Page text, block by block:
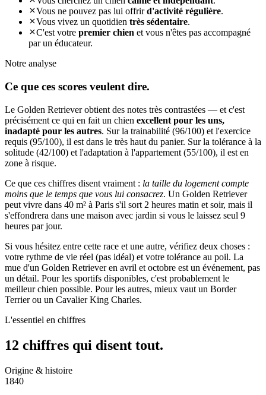
Vous ne pouvez pas lui offrird'activité régulière.
Vous vivez un quotidien très sédentaire.
C'est votre premier chien et vous n'êtes pas accompagné
par un éducateur.
Notre analyse
Ce que ces scores veulent dire.
Le Golden Retriever obtient des notes très contrastées — et c'est
précisément ce qui en fait un chien excellent pour les uns,
inadapté pour les autres. Sur la trainabilité (96/100) et l'exercice
requis (95/100), il est dans le très haut du panier. Sur la tolérance à la
solitude (42/100) et l'adaptation à l'appartement (55/100), il est en
zone à risque.
Ce que ces chiffres disent vraiment : la taille du logement compte
moins que le temps que vous lui consacrez. Un Golden Retriever
peut vivre dans 40 m² à Paris s'il sort 2 heures matin et soir, mais il
s'effondrera dans une maison avec jardin si vous le laissez seul 9
heures par jour.
Si vous hésitez entre cette race et une autre, vérifiez deux choses :
votre rythme de vie réel (pas idéal) et votre tolérance au poil. La
mue d'un Golden Retriever en avril et octobre est un événement, pas
un détail. Pour les sportifs disponibles, c'est probablement le
meilleur chien possible. Pour les autres, mieux vaut un Border
Terrier ou un Cavalier King Charles.
L'essentiel en chiffres
12 chiffres qui disent tout.
Origine & histoire
1840